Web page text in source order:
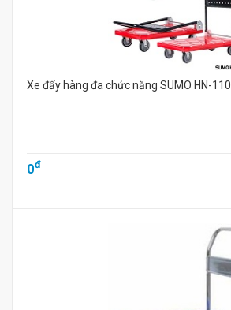
Xe đẩy hàng đa chức năng SUMO HN-110
0đ